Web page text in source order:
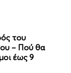
του
– Πού θα
έως 9